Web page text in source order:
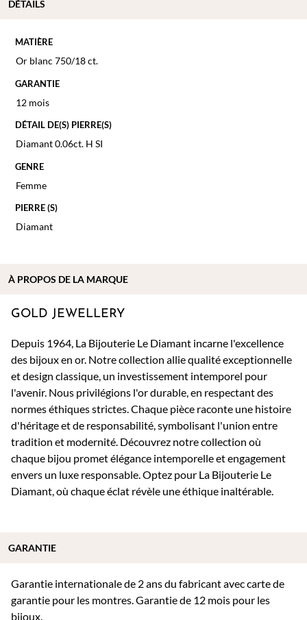
MATIÈRE
Or blanc 750/18 ct.
GARANTIE
12 mois
DÉTAIL DE(S) PIERRE(S)
Diamant 0.06ct. H SI
GENRE
Femme
PIERRE (S)
Diamant
GOLD JEWELLERY
Depuis 1964, La Bijouterie Le Diamant incarne l'excellence
des bijoux en or. Notre collection allie qualité exceptionnelle
et design classique, un investissement intemporel pour
l'avenir. Nous privilégions l'or durable, en respectant des
normes éthiques strictes. Chaque pièce raconte une histoire
d'héritage et de responsabilité, symbolisant l'union entre
tradition et modernité. Découvrez notre collection où
chaque bijou promet élégance intemporelle et engagement
envers un luxe responsable. Optez pour La Bijouterie Le
Diamant, où chaque éclat révèle une éthique inaltérable.
Garantie internationale de 2 ans du fabricant avec carte de
garantie pour les montres. Garantie de 12 mois pour les
bijoux.
DÉTAILS
À PROPOS DE LA MARQUE
GARANTIE